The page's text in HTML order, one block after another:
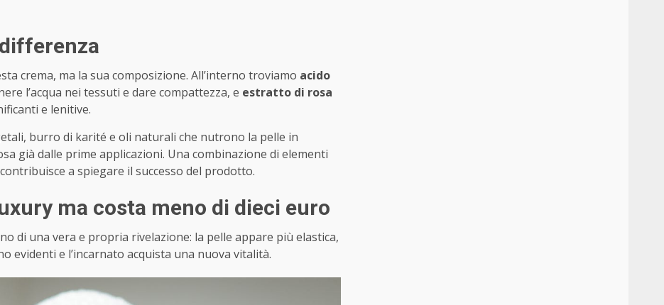
crema, ma la sua composizione. All’interno troviamo acido
l’acqua nei tessuti e dare compattezza, e estratto di rosa
e lenitive.
burro di karité e oli naturali che nutrono la pelle in
già dalle prime applicazioni. Una combinazione di elementi
a spiegare il successo del prodotto.
ma costa meno di dieci euro
di una vera e propria rivelazione: la pelle appare più elastica,
evidenti e l’incarnato acquista una nuova vitalità.